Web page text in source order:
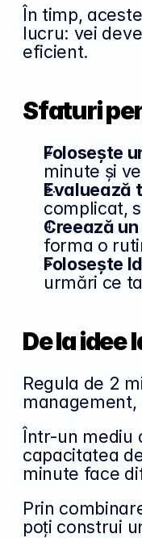
În timp,
lucru: vei
eficient.
Sfaturi
Folosește
minute și
Evaluează
complicat,
Creează
forma o
Folosește
urmări ce
De la idee
Regula de 2
Într-un mediu
capacitatea
minute face
Prin
poți construi